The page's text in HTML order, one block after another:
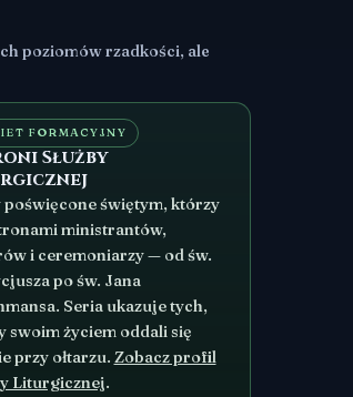
poziomów rzadkości, ale
FORMACYJNY
Służby
poświęcone świętym, którzy
ministrantów,
i ceremoniarzy — od św.
po św. Jana
Seria ukazuje tych,
swoim życiem oddali się
przy ołtarzu. Zobacz profil
Liturgicznej.